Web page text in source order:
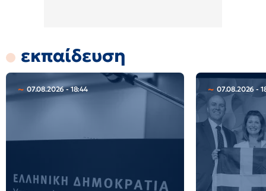
εκπαίδευση
07.08.2026 - 18:44 07.08.2026 -